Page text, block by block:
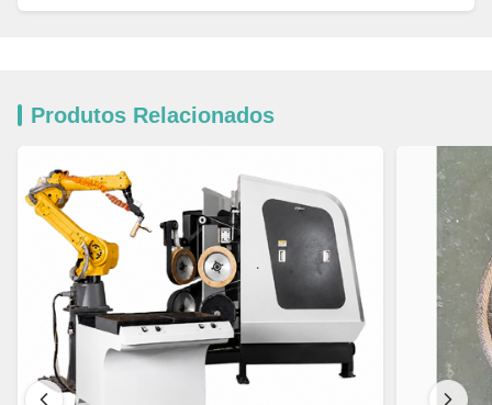
Produtos Relacionados